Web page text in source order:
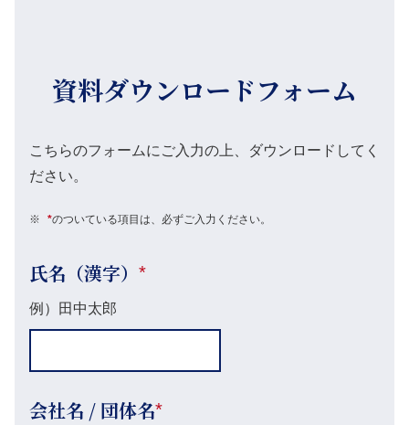
資料ダウンロードフォーム
こちらのフォームにご入力の上、ダウンロードしてく
ださい。
※ *のついている項目は、必ずご入力ください。
氏名（漢字） *
例）田中太郎
会社名 / 団体名*